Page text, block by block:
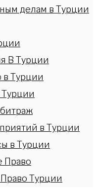
делам в Турции
В Турции
в Турции
в Турции
в Турции
Право
Турции